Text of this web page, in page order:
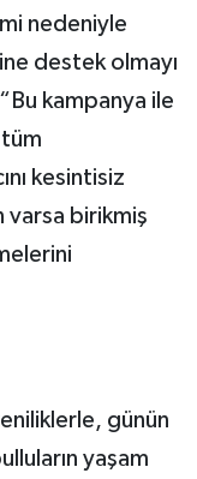
nedeniyle
destek olmayı
kampanya ile
kesintisiz
varsa birikmiş
günün
yaşam